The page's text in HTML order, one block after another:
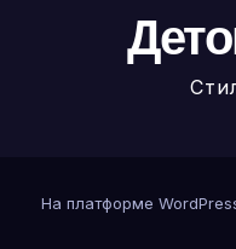
На платформе